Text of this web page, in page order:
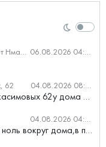
Гость 7370, 12.03.2020 Вебинар от Нмаркет.ПРО: «Актуальное об ипотеке: что нужно знать» 06.08.2026 04:00
62 04.08.2026 08:34
На сайте форум жильцов бр.касимовых 62у дома растут красивые...
04.08.2026 04:46
Почему всю зелень косят под ноль вокруг дома,в полисадниках....